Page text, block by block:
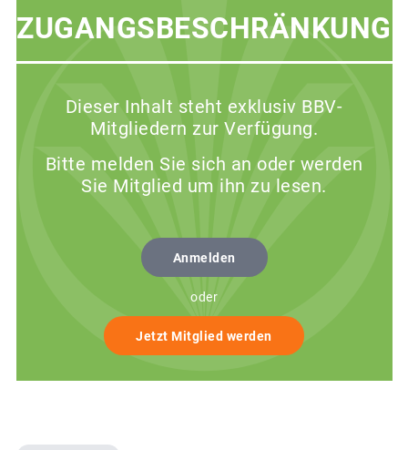
ZUGANGSBESCHRÄNKUNG
Dieser Inhalt steht exklusiv BBV-
Mitgliedern zur Verfügung.
Bitte melden Sie sich an oder werden
Sie Mitglied um ihn zu lesen.
Anmelden
oder
Jetzt Mitglied werden